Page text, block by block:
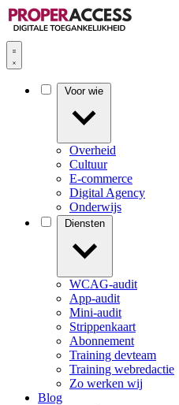
Overheid
Cultuur
E-commerce
Digital Agency
Onderwijs
WCAG-audit
App-audit
Mini-audit
Strippenkaart
Abonnement
Training devteam
Training webredactie
Zo werken wij
Blog